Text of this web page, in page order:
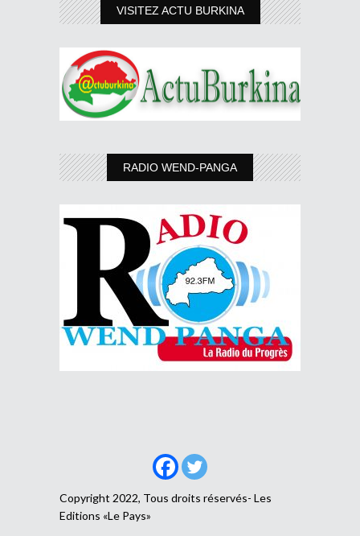
VISITEZ ACTU BURKINA
RADIO WEND-PANGA
Copyright 2022, Tous droits réservés- Les
Editions «Le Pays»